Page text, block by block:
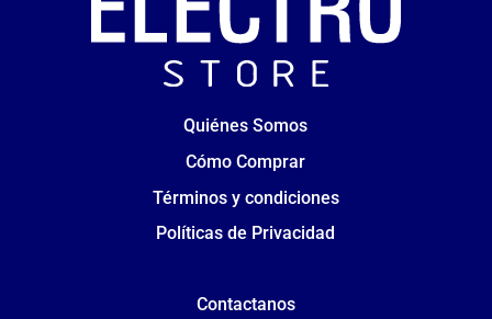
Quiénes Somos
Cómo Comprar
Términos y condiciones
Políticas de Privacidad
Contactanos